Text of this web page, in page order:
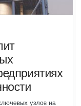
узлов на